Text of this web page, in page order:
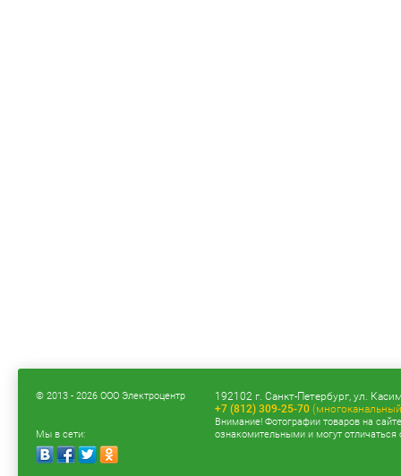
© 2013 - 2026 ООО Электроцентр
Мы в сети:
192102 г. Санкт-Петербург, ул.
+7 (812) 309-25-70
Внимание! Фотографии товаров на
ознакомительными и могут отличаться